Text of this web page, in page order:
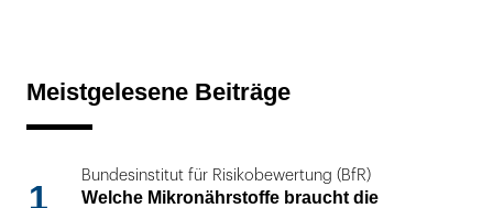
Meistgelesene Beiträge
1
Bundesinstitut für Risikobewertung (BfR)
Welche Mikronährstoffe braucht die